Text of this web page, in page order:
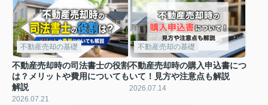
不動産売却の基礎
不動産売却時の司法書士の役割
は？メリットや費用についても
解説
2026.07.21
不動産売却の基礎
不動産売却時の購入申込書につ
いて！見方や注意点も解説
2026.07.14